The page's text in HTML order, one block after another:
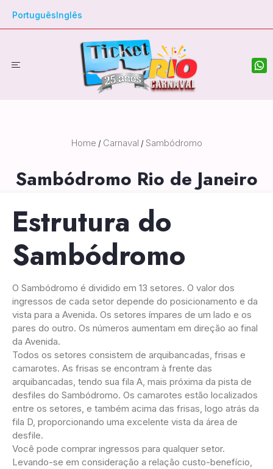
PortuguêsInglês
Home / Carnaval / Sambódromo
Sambódromo Rio de Janeiro
Estrutura do
Sambódromo
O Sambódromo é dividido em 13 setores. O valor dos
ingressos de cada setor depende do posicionamento e da
vista para a Avenida. Os setores ímpares de um lado e os
pares do outro. Os números aumentam em direção ao final
da Avenida.
Todos os setores consistem de arquibancadas, frisas e
camarotes. As frisas se encontram à frente das
arquibancadas, tendo sua fila A, mais próxima da pista de
desfiles do Sambódromo. Os camarotes estão localizados
entre os setores, e também acima das frisas, logo atrás da
fila D, proporcionando uma excelente vista da área de
desfile.
Você pode comprar ingressos para qualquer setor.
Levando-se em consideração a relação custo-benefício,